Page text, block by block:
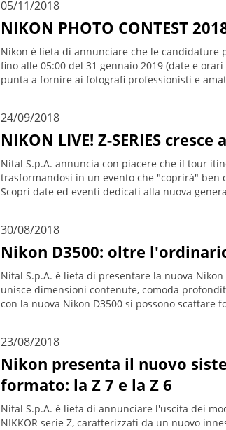
05/11/2018
NIKON PHOTO CONTEST
Nikon è lieta di annunciare che le candidature
fino alle 05:00 del 31 gennaio 2019 (date e
punta a fornire ai fotografi professionisti e
24/09/2018
NIKON LIVE! Z-SERIES cresce
Nital S.p.A. annuncia con piacere che il tour
trasformandosi in un evento che "coprirà" ben
Scopri date ed eventi dedicati alla nuova
30/08/2018
Nikon D3500: oltre
Nital S.p.A. è lieta di presentare la nuova
unisce dimensioni contenute, comoda
con la nuova Nikon D3500 si possono
23/08/2018
Nikon presenta il nuovo
formato: la Z 7 e la Z 6
Nital S.p.A. è lieta di annunciare l'uscita dei
NIKKOR serie Z, caratterizzati da un nuovo